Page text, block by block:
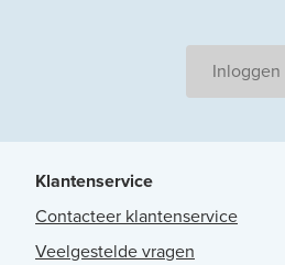
Inloggen
Klantenservice
Contacteer klantenservice
Veelgestelde vragen